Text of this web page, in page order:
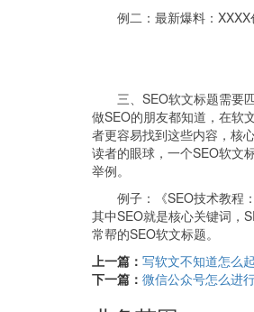
例二：最新爆料：
三、SEO软文标题需要
做SEO的朋友都知道，在软
者更容易找到这些内容，核
读者的眼球，一个SEO软文
举例。
例子：《SEO技术教程
其中SEO就是核心关键词，
常帮的SEO软文标题。
上一篇： 写软文不知道怎么
下一篇： 微信公众号怎么进